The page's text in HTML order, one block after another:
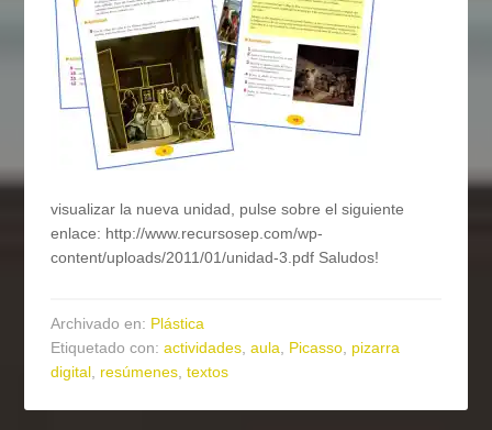
visualizar la nueva unidad, pulse sobre el siguiente
enlace: http://www.recursosep.com/wp-
content/uploads/2011/01/unidad-3.pdf Saludos!
Archivado en: Plástica
Etiquetado con:actividades,aula, Picasso, pizarra
digital, resúmenes,textos